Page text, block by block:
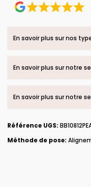
En savoir plus sur nos
En savoir plus sur notre
En savoir plus sur notre
Référence UGS:
Méthode de pose: